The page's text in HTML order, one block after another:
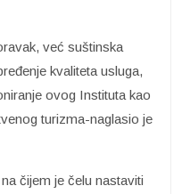
već suštinska
kvaliteta usluga,
ovog Instituta kao
turizma-naglasio je
čijem je čelu nastaviti